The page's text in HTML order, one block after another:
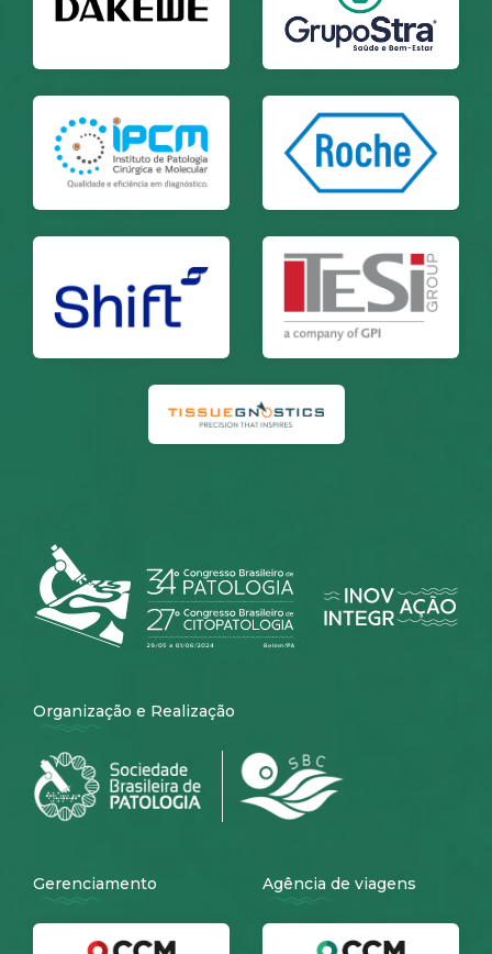
Organização e Realização
Gerenciamento Agência de viagens